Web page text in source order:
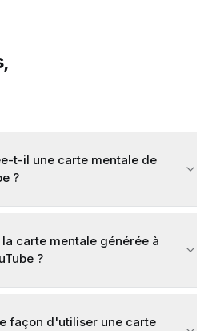
t-il une carte mentale de
?
carte mentale générée à
?
façon d'utiliser une carte